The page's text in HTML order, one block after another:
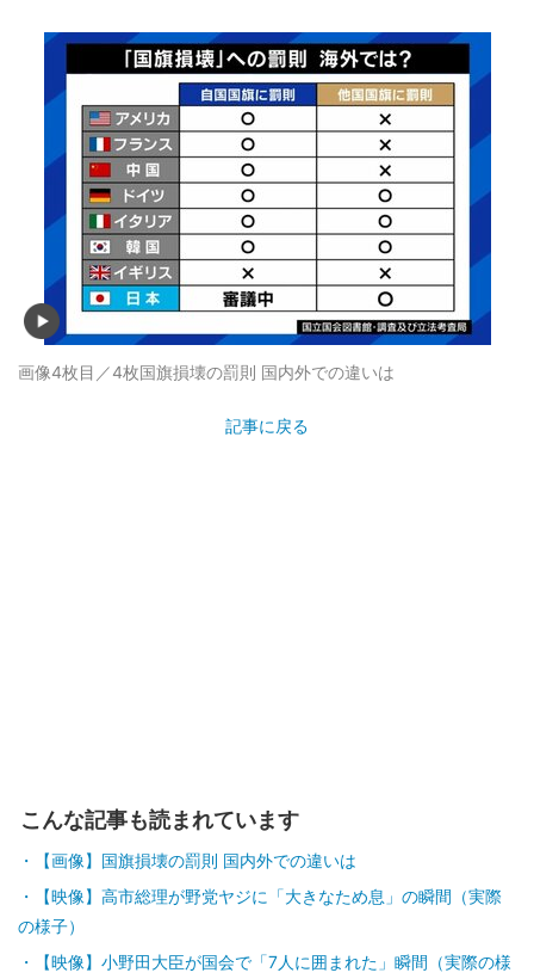
画像4枚目／4枚国旗損壊の罰則 国内外での違いは
記事に戻る
こんな記事も読まれています
【画像】国旗損壊の罰則 国内外での違いは
【映像】高市総理が野党ヤジに「大きなため息」の瞬間（実際
の様子）
【映像】小野田大臣が国会で「7人に囲まれた」瞬間（実際の様